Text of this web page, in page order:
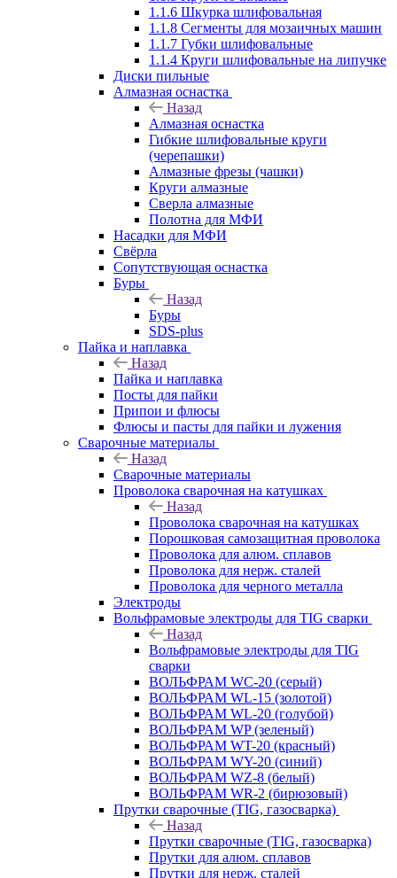
1.1.6 Шкурка шлифовальная
1.1.8 Сегменты для мозаичных машин
1.1.7 Губки шлифовальные
1.1.4 Круги шлифовальные на липучке
Диски пильные
Алмазная оснастка
Назад
Алмазная оснастка
Гибкие шлифовальные круги
(черепашки)
Алмазные фрезы (чашки)
Круги алмазные
Сверла алмазные
Полотна для МФИ
Насадки для МФИ
Свёрла
Сопутствующая оснастка
Буры
Назад
Буры
SDS-plus
Пайка и наплавка
Назад
Пайка и наплавка
Посты для пайки
Припои и флюсы
Флюсы и пасты для пайки и лужения
Сварочные материалы
Назад
Сварочные материалы
Проволока сварочная на катушках
Назад
Проволока сварочная на катушках
Порошковая самозащитная проволока
Проволока для алюм. сплавов
Проволока для нерж. сталей
Проволока для черного металла
Электроды
Вольфрамовые электроды для TIG сварки
Назад
Вольфрамовые электроды для TIG
сварки
ВОЛЬФРАМ WC-20 (серый)
ВОЛЬФРАМ WL-15 (золотой)
ВОЛЬФРАМ WL-20 (голубой)
ВОЛЬФРАМ WP (зеленый)
ВОЛЬФРАМ WT-20 (красный)
ВОЛЬФРАМ WY-20 (синий)
ВОЛЬФРАМ WZ-8 (белый)
ВОЛЬФРАМ WR-2 (бирюзовый)
Прутки сварочные (TIG, газосварка)
Назад
Прутки сварочные (TIG, газосварка)
Прутки для алюм. сплавов
Прутки для нерж. сталей